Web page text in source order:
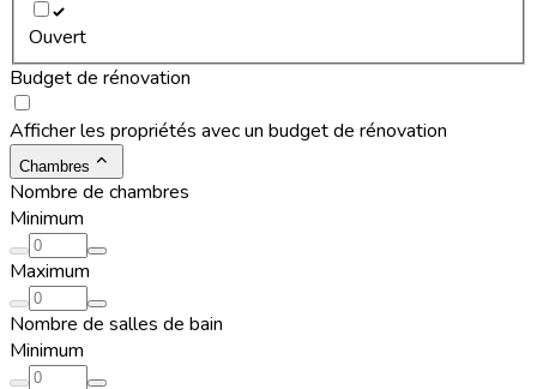
Ouvert
Budget de rénovation
Afficher les propriétés avec un budget de rénovation
Chambres
Nombre de chambres
Minimum
Maximum
Nombre de salles de bain
Minimum